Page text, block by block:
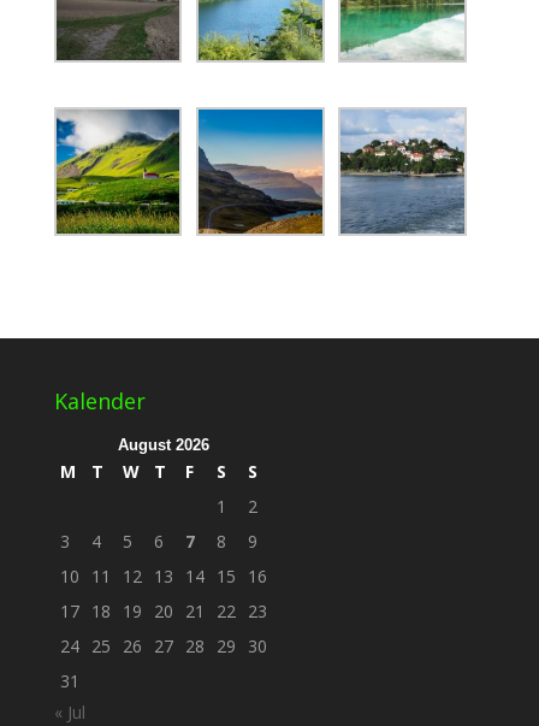
Kalender
August 2026
M T W T F S
S
1
2
3
4 5 6 7 8
9
10
11 12 13 14 15
16
17 18 19 20 21 22 23
24 25 26 27 28 29
30
31
« Jul